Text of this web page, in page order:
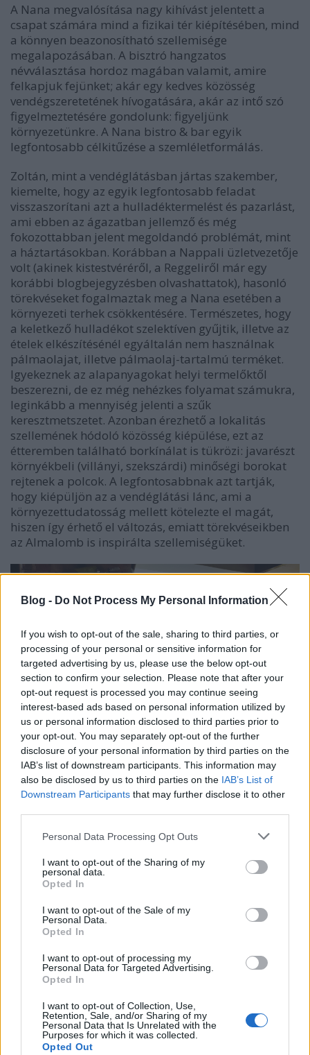
Blog - Do Not Process My Personal Information
If you wish to opt-out of the sale, sharing to third parties, or
processing of your personal or sensitive information for
targeted advertising by us, please use the below opt-out
section to confirm your selection. Please note that after your
opt-out request is processed you may continue seeing
interest-based ads based on personal information utilized by
us or personal information disclosed to third parties prior to
your opt-out. You may separately opt-out of the further
disclosure of your personal information by third parties on the
IAB’s list of downstream participants. This information may
also be disclosed by us to third parties on the IAB’s List of
Downstream Participants that may further disclose it to other
Please note that this website/app uses one or more Google
not limited to your visit or usage behaviour. You may click to
grant or deny consent to Google and its third-party tags to
use your data for below specified purposes in below Google
consent section.
Personal Data Processing Opt Outs
I want to opt-out of the Sharing of my
personal data.
Opted In
I want to opt-out of the Sale of my
Personal Data.
Opted In
I want to opt-out of processing my
Personal Data for Targeted Advertising.
Opted In
I want to opt-out of Collection, Use,
Retention, Sale, and/or Sharing of my
Personal Data that Is Unrelated with the
Purposes for which it was collected.
Opted Out
A Nana megvalósítása nagy kihívást jelentett a
csapat számára mind a fizikai tér kiépítésében, mind
a könnyen beazonosítható szellemisége
megalapozásában. A bisztró hangzatos
névválasztása hordoz magában valamit, amire
felkapjuk fejünket; akár egy kedves közösség
vendégszeretetének hívogatására, akár az intő szó
figyelmeztetésére gondolunk: figyeljünk
környezetünkre. A Nana bistro & bar egyik
legfontosabb célkitűzése a szemléletformálás.
Zoltán, mint a vendéglátásban jártas szakember,
kiemelte, hogy az egyik legfontosabb feladat
visszaszorítani azt a hulladéktermelést és pazarlást,
ami ebben az ágazatban jellemző és még
fokozottabban jelent megoldandó problémát, mint
a háztartásokban. Korábban a Nappali üzletvezetője
volt (akinek kistestvéréről, a Reggeliről már egy
korábbi blogbejegyzésben olvashattatok), hasonló
törekvéseket fogalmaztak meg a Nana esetében a
környezeti terhek csökkentésére. Természetes, hogy
a keletkező hulladékot szelektíven gyűjtik, illetve az
ételek elkészítésénél egyáltalán nem használnak
pálmaolajat, illetve pálmaolaj-tartalmú terméket.
Igyekeznek az alapanyagokat helyi termelőktől
beszerezni, de ez még nehézkes folyamat számukra,
leginkább a mennyiség jelenti a szűk
keresztmetszetet. Azonban érezhető a lokalitás
szellemének hódoló közösség kiépülése, ezt az
étteremben található borkínálat is tükrözi: javarészt
környékbeli (villányi, szekszárdi) minőségi borokat
rejtenek a polcok. A legfontosabbnak azt tartják,
hogy kiépüljön az a vendéglátási lánc, ami a
környezettudatosság mellett kötelezte el magát,
hiszen így érhető el változás, emiatt törekvéseikben
az Almalomb is inspirálta szellemiségüket.
Az étlap frappáns változékonysága biztosan rejt
számodra szimpatikus fogást: vegetáriánusként sem
kell aggódnod; ha épp nem találsz fogadra valót,
bármit készségesen elkészítenek számodra
húsmentes változatban. Az aktuális étlap
kialakításában meghatározó szerepet játszik a
szezonalitás kérdése; fontos, hogy nem csak
gazdaságossága miatt választ az étterem szezonális
alapanyagokat. Céljaik egybecsengenek a
Gasztrohősökével, emiatt is tudtak könnyen
azonosulni a minősítéssel járó követelményekkel.